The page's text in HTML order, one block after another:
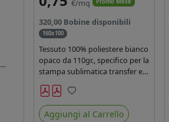
€/mq Promo Mese
320,00 Bobine disponibili
160x100
Tessuto 100% poliestere bianco
opaco da 110gr., specifico per la
stampa sublimatica transfer e
diretta. Ideale per la
realizzazione di stendardi e
bandiere, grazie al passaggio
dell'inchiostro su entrambi i
Preferiti
Aggiungi al Carrello